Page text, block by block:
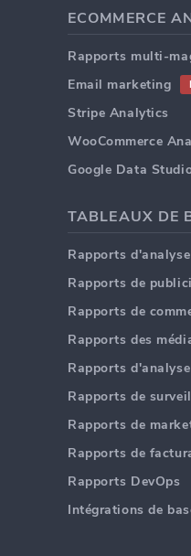
ECOMMERCE
Rapports multi-
Email marketing
Stripe Analytics
WooCommerce
Google Data
Rapports
Rapports de
Rapports de
Rapports des
Rapports
Rapports de
Rapports de
Rapports de
Rapports DevOps
Intégrations de